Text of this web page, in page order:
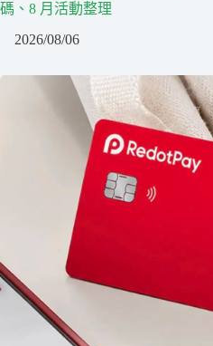
碼、8 月活動整理
2026/08/06